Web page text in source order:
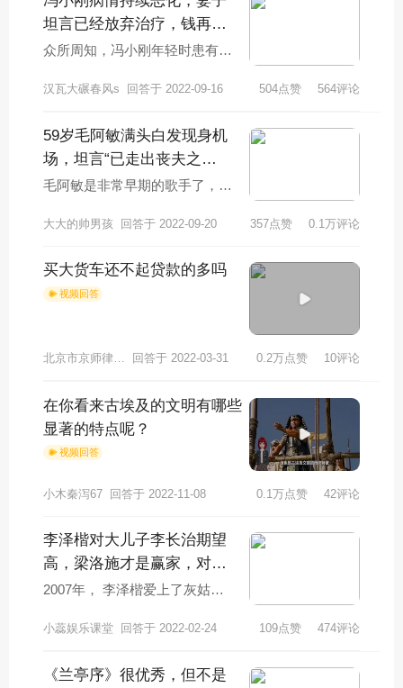
坦言已经放弃治疗，钱再多
也于事无补，咋回事？
众所周知，冯小刚年轻时患有白
以没有提及。近年来，随着年龄
汉瓦大碾春风s 回答于 2022-09-16 504点赞 564评论
59岁毛阿敏满头白发现身机
场，坦言“已走出丧夫之
痛”她的状态恢复了吗？
毛阿敏是非常早期的歌手了，在
大姐大般的存在，当时的他有多
大大的帅男孩 回答于 2022-09-20 357点赞 0.1万评论
买大货车还不起贷款的多吗
视频回答
北京市京师律师事务所姚志斗律师 回答于 2022-03-31 0.2万点赞 10评论
在你看来古埃及的文明有哪些
显著的特点呢？
视频回答
小木秦泻67 回答于 2022-11-08 0.1万点赞 42评论
李泽楷对大儿子李长治期望
高，梁洛施才是赢家，对此
你怎么看？
2007年， 李泽楷爱上了灰姑娘
给他生了3个男孩，谁知，李泽
小蕊娱乐课堂 回答于 2022-02-24 109点赞 474评论
《兰亭序》很优秀，但不是